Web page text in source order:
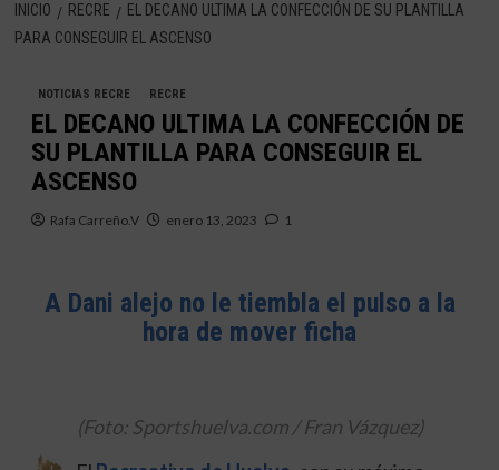
INICIO RECRE
EL DECANO ULTIMA LA CONFECCIÓN DE SU PLANTILLA
PARA CONSEGUIR EL ASCENSO
NOTICIAS RECRE RECRE
EL DECANO ULTIMA LA CONFECCIÓN DE
SU PLANTILLA PARA CONSEGUIR EL
ASCENSO
Rafa Carreño.V enero 13, 2023 1
A Dani alejo no le tiembla el pulso a la
hora de mover ficha
(Foto: Sportshuelva.com / Fran Vázquez)